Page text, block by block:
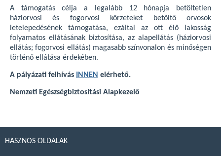
A támogatás célja a legalább 12 hónapja betöltetlen
háziorvosi és fogorvosi körzeteket betöltő orvosok
letelepedésének támogatása, ezáltal az ott élő lakosság
folyamatos ellátásának biztosítása, az alapellátás (háziorvosi
ellátás; fogorvosi ellátás) magasabb színvonalon és minőségen
történő ellátása érdekében.
A pályázati felhívás INNEN elérhető.
Nemzeti Egészségbiztosítási Alapkezelő
HASZNOS OLDALAK